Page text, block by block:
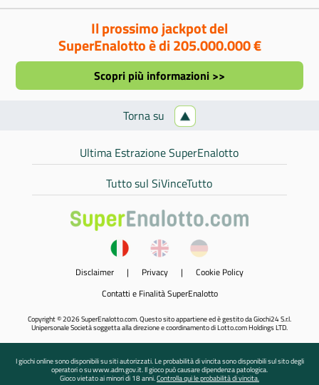
Il prossimo jackpot del
SuperEnalotto è di 205.000.000 €
Scopri più informazioni >>
Torna su
Ultima Estrazione SuperEnalotto
Tutto sul SiVinceTutto
Disclaimer | Privacy | Cookie Policy
Contatti e Finalità SuperEnalotto
Copyright © 2026 SuperEnalotto.com. Questo sito appartiene ed è gestito da Giochi24 S.r.l.
Unipersonale Società soggetta alla direzione e coordinamento di Lotto.com Holdings LTD.
I giochi online sono disponibili su siti autorizzati. Le probabilità di vincita sono disponibili sul sito degli
operatori o su www.adm.gov.it. Il gioco può causare dipendenza patologica.
Gioco vietato ai minori di 18 anni.Controlla qui le probabilità di vincita.